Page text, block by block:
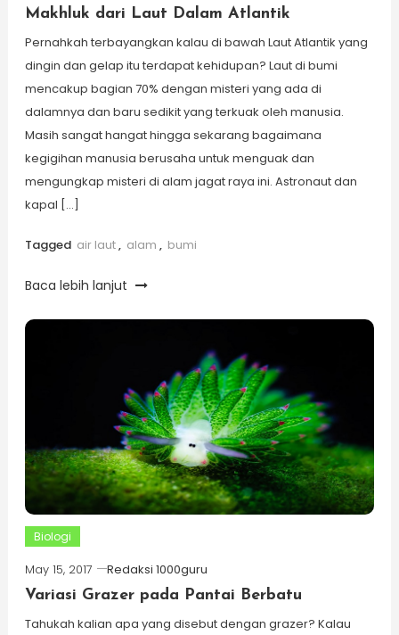
Makhluk dari Laut Dalam Atlantik
Pernahkah terbayangkan kalau di bawah Laut Atlantik yang
dingin dan gelap itu terdapat kehidupan? Laut di bumi
mencakup bagian 70% dengan misteri yang ada di
dalamnya dan baru sedikit yang terkuak oleh manusia.
Masih sangat hangat hingga sekarang bagaimana
kegigihan manusia berusaha untuk menguak dan
mengungkap misteri di alam jagat raya ini. Astronaut dan
kapal […]
Tagged air laut, alam , bumi
Baca lebih lanjut
Biologi
May 15, 2017
Redaksi 1000guru
Variasi Grazer pada Pantai Berbatu
Tahukah kalian apa yang disebut dengan grazer? Kalau